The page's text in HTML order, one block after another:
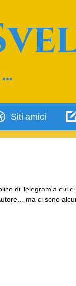
Siti amici
di Telegram a cui ci
ma ci sono